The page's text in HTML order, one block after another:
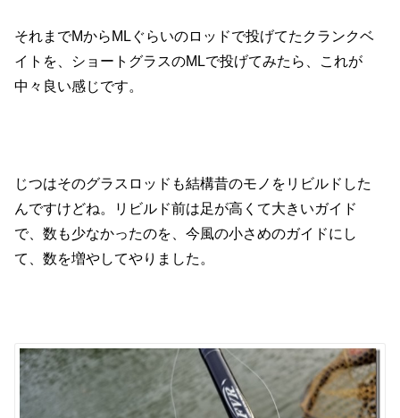
それまでMからMLぐらいのロッドで投げてたクランクベ
イトを、ショートグラスのMLで投げてみたら、これが
中々良い感じです。
じつはそのグラスロッドも結構昔のモノをリビルドした
んですけどね。リビルド前は足が高くて大きいガイド
で、数も少なかったのを、今風の小さめのガイドにし
て、数を増やしてやりました。